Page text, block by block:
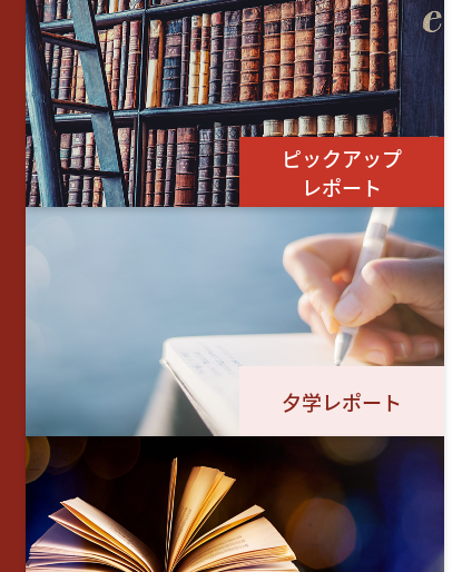
ピックアップ
レポート
夕学レポート